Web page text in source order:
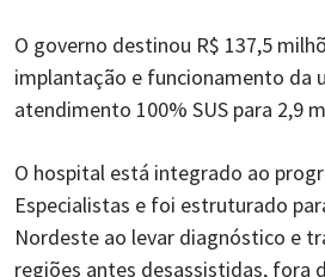
O governo destinou R$ 137,5
implantação e funcionamento da
atendimento 100% SUS para 2,9
O hospital está integrado ao
Especialistas e foi estruturado
Nordeste ao levar diagnóstico e
regiões antes desassistidas, fora